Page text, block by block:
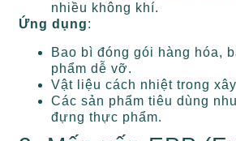
nhiều không khí.
Ứng dụng:
Bao bì đóng gói hàng hóa,
phẩm dễ vỡ.
Vật liệu cách nhiệt trong
Các sản phẩm tiêu dùng
đựng thực phẩm.